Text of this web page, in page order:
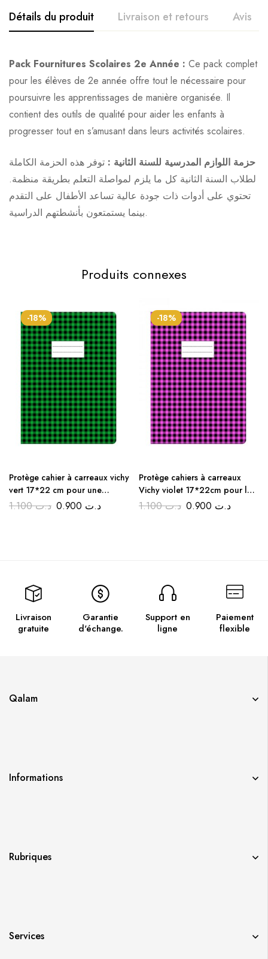
Détails du produit Livraison et retours Avis
Pack Fournitures Scolaires 2e Année : Ce pack complet
pour les élèves de 2e année offre tout le nécessaire pour
poursuivre les apprentissages de manière organisée. Il
contient des outils de qualité pour aider les enfants à
progresser tout en s’amusant dans leurs activités scolaires.
حزمة اللوازم المدرسية للسنة الثانية : توفر هذه الحزمة الكاملة
لطلاب السنة الثانية كل ما يلزم لمواصلة التعلم بطريقة منظمة.
تحتوي على أدوات ذات جودة عالية تساعد الأطفال على التقدم
بينما يستمتعون بأنشطتهم الدراسية.
Produits connexes
-18%
Protège cahier à carreaux vichy
vert 17*22 cm pour une
rentrée discount
د.ت1.100 د.ت
-18%
Protège cahiers à carreaux
Vichy violet 17*22cm pour la
rentrée scolaire
د.ت1.100 د.ت
Livraison
gratuite
Garantie
d'échange.
Support en
ligne
Paiement
flexible
Qalam
Informations
Rubriques
Services